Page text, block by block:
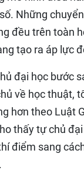
Những
đều trên toàn
tạo ra áp lực
đại học bước
về học thuật,
hơn theo Luật
thấy tự chủ
điểm sang